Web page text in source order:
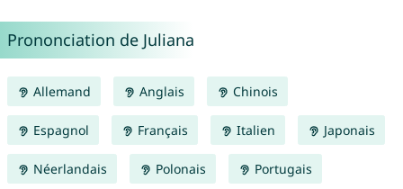
Prononciation de Juliana
Allemand Anglais Chinois
Espagnol Français Italien Japonais
Néerlandais Polonais Portugais